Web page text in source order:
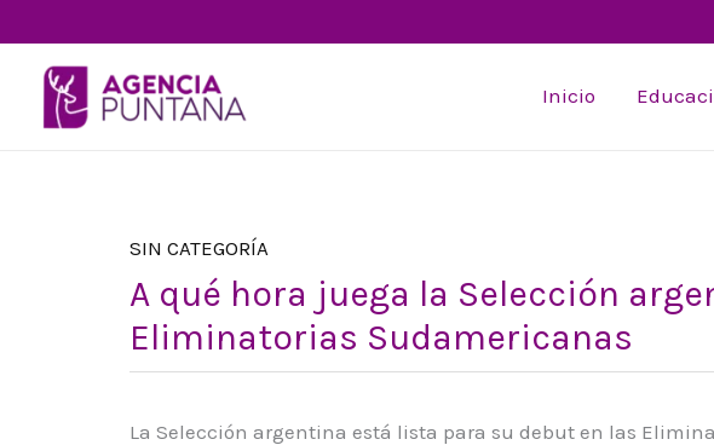
contenido
Inicio
SIN CATEGORÍA
A qué hora juega la Selección
Eliminatorias Sudamericanas
La Selección argentina está lista para su debut en las